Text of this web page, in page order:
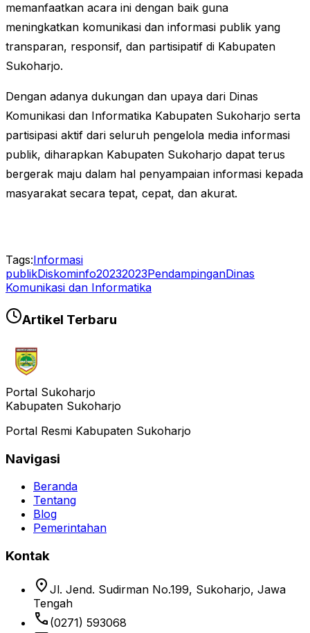
memanfaatkan acara ini dengan baik guna
meningkatkan komunikasi dan informasi publik yang
transparan, responsif, dan partisipatif di Kabupaten
Sukoharjo.
Dengan adanya dukungan dan upaya dari Dinas
Komunikasi dan Informatika Kabupaten Sukoharjo serta
partisipasi aktif dari seluruh pengelola media informasi
publik, diharapkan Kabupaten Sukoharjo dapat terus
bergerak maju dalam hal penyampaian informasi kepada
masyarakat secara tepat, cepat, dan akurat.
Tags:Informasi
publikDiskominfo20232023PendampinganDinas
Komunikasi dan Informatika
Artikel Terbaru
Portal Sukoharjo
Kabupaten Sukoharjo
Portal Resmi Kabupaten Sukoharjo
Navigasi
Beranda
Tentang
Blog
Pemerintahan
Kontak
location_on Jl. Jend. Sudirman No.199, Sukoharjo, Jawa
Tengah
phone (0271) 593068